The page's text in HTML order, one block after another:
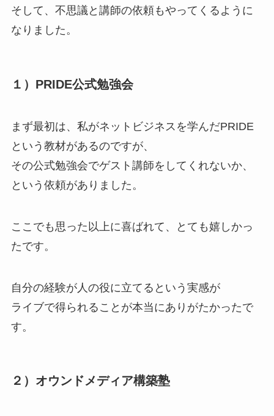
そして、不思議と講師の依頼もやってくるように
なりました。
１）PRIDE公式勉強会
まず最初は、私がネットビジネスを学んだPRIDE
という教材があるのですが、
その公式勉強会でゲスト講師をしてくれないか、
という依頼がありました。
ここでも思った以上に喜ばれて、とても嬉しかっ
たです。
自分の経験が人の役に立てるという実感が
ライブで得られることが本当にありがたかったで
す。
２）オウンドメディア構築塾